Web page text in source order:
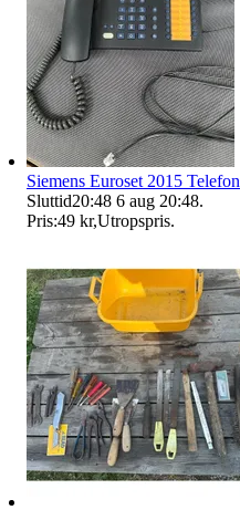
Siemens Euroset 2015 Telefon
Sluttid20:48 6 aug 20:48.
Pris:49 kr,Utropspris.